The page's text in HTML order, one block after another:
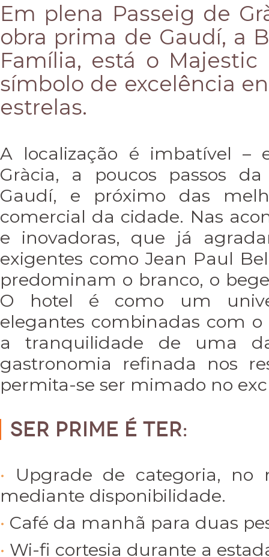
Em plena Passeig de
obra prima de Gaudí, a
Família, está o
símbolo de excelência
estrelas.
A localização é imbatível –
Gràcia, a poucos passos
Gaudí, e próximo das
comercial da cidade. Nas
e inovadoras, que já
exigentes como Jean Paul
predominam o branco, o
O hotel é como um
elegantes combinadas com
a tranquilidade de uma
gastronomia refinada nos
permita-se ser mimado no
Ser PRIME é ter:
Upgrade de categoria, no
mediante disponibilidade.
Café da manhã para duas
Wi-fi cortesia durante a